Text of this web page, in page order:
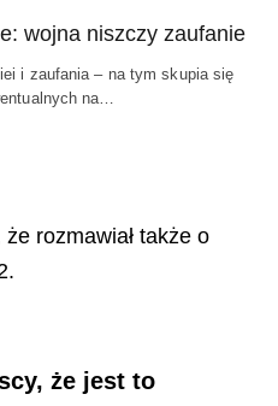
wojna niszczy zaufanie
i zaufania – na tym skupia się
na…
rozmawiał także o
że jest to